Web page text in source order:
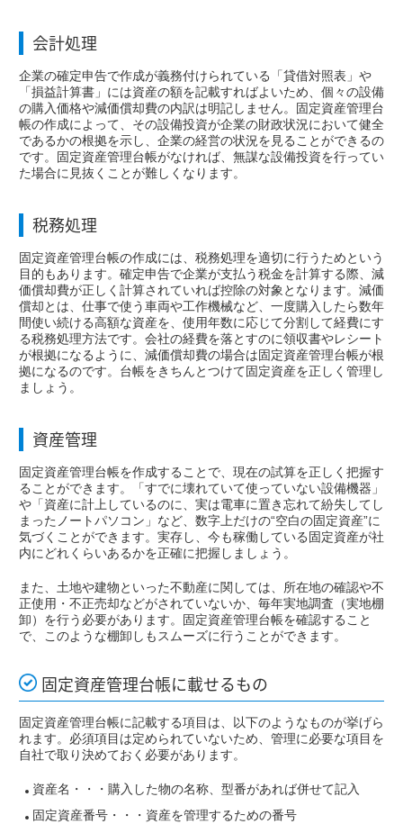
会計処理
企業の確定申告で作成が義務付けられている「貸借対照表」や
「損益計算書」には資産の額を記載すればよいため、個々の設備
の購入価格や減価償却費の内訳は明記しません。固定資産管理台
帳の作成によって、その設備投資が企業の財政状況において健全
であるかの根拠を示し、企業の経営の状況を見ることができるの
です。固定資産管理台帳がなければ、無謀な設備投資を行ってい
た場合に見抜くことが難しくなります。
税務処理
固定資産管理台帳の作成には、税務処理を適切に行うためという
目的もあります。確定申告で企業が支払う税金を計算する際、減
価償却費が正しく計算されていれば控除の対象となります。減価
償却とは、仕事で使う車両や工作機械など、一度購入したら数年
間使い続ける高額な資産を、使用年数に応じて分割して経費にす
る税務処理方法です。会社の経費を落とすのに領収書やレシート
が根拠になるように、減価償却費の場合は固定資産管理台帳が根
拠になるのです。台帳をきちんとつけて固定資産を正しく管理し
ましょう。
資産管理
固定資産管理台帳を作成することで、現在の試算を正しく把握す
ることができます。「すでに壊れていて使っていない設備機器」
や「資産に計上しているのに、実は電車に置き忘れて紛失してし
まったノートパソコン」など、数字上だけの“空白の固定資産”に
気づくことができます。実存し、今も稼働している固定資産が社
内にどれくらいあるかを正確に把握しましょう。
また、土地や建物といった不動産に関しては、所在地の確認や不
正使用・不正売却などがされていないか、毎年実地調査（実地棚
卸）を行う必要があります。固定資産管理台帳を確認すること
で、このような棚卸しもスムーズに行うことができます。
固定資産管理台帳に載せるもの
固定資産管理台帳に記載する項目は、以下のようなものが挙げら
れます。必須項目は定められていないため、管理に必要な項目を
自社で取り決めておく必要があります。
資産名・・・購入した物の名称、型番があれば併せて記入
固定資産番号・・・資産を管理するための番号